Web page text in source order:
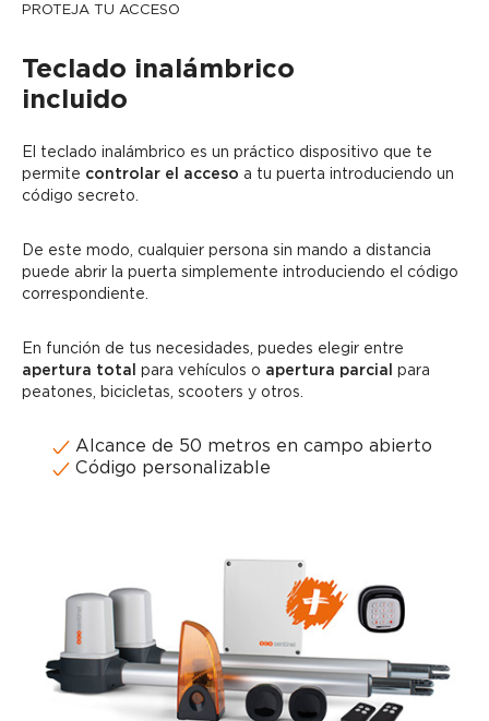
PROTEJA TU ACCESO
Teclado inalámbrico
incluido
El teclado inalámbrico es un práctico dispositivo que te
permite controlar el acceso a tu puerta introduciendo un
código secreto.
De este modo, cualquier persona sin mando a distancia
puede abrir la puerta simplemente introduciendo el código
correspondiente.
En función de tus necesidades, puedes elegir entre
apertura total para vehículos o apertura parcial para
peatones, bicicletas, scooters y otros.
Alcance de 50 metros en campo abierto
Código personalizable